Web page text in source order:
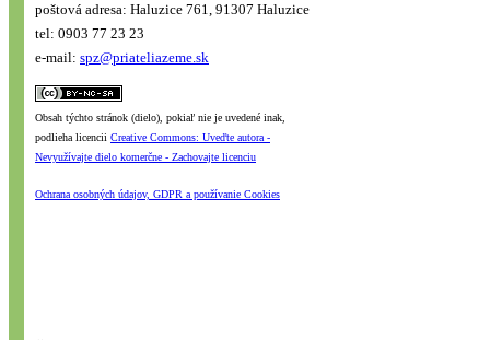
poštová adresa: Haluzice 761, 91307 Haluzice
tel: 0903 77 23 23
e-mail: spz@priateliazeme.sk
Obsah týchto stránok (dielo), pokiaľ nie je uvedené inak,
podlieha licencii Creative Commons: Uveďte autora -
Nevyužívajte dielo komerčne - Zachovajte licenciu
Ochrana osobných údajov, GDPR a používanie Cookies